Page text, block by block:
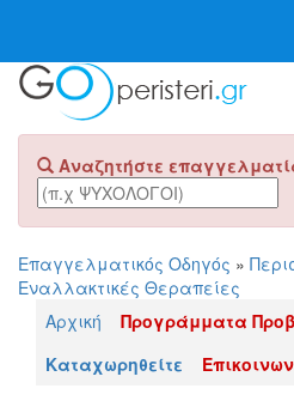
Αναζητήστε
Επαγγελματικός Οδηγός »
Εναλλακτικές Θεραπείες
Αρχική
Προγράμματα
Καταχωρηθείτε